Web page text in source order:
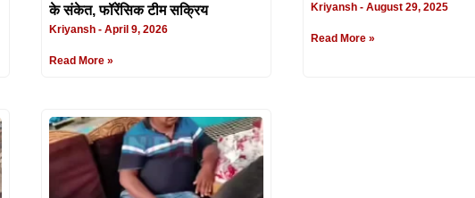
के संकेत, फॉरेंसिक टीम सक्रिय
Kriyansh April 9, 2026
Read More »
Kriyansh August 29, 2025
Read More »